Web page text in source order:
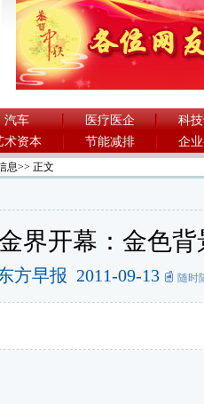
汽车 医疗医企
科
术资本 节能减排 企
息>> 正文
界开幕：金色
方早报 2011-09-13 随时